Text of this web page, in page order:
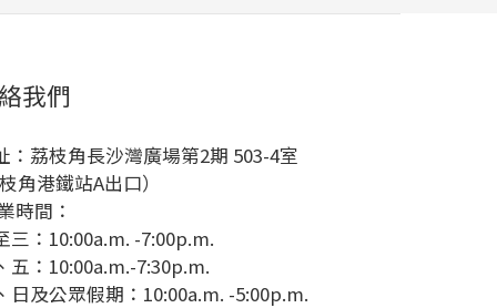
我們
：荔枝角長沙灣廣場第2期 503-4室
角港鐵站A出口）
時間：
三：10:00a.m. -7:00p.m.
五：10:00a.m.-7:30p.m.
日及公眾假期：10:00a.m. -5:00p.m.